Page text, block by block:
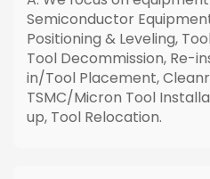
Semiconductor
Positioning & Leveling,
Tool Decommission, Re-
in/Tool Placement,
TSMC/Micron Tool
up, Tool Relocation.